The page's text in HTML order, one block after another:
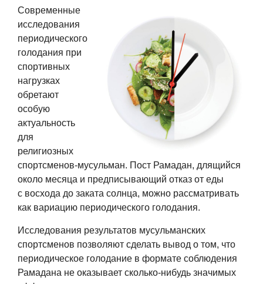
Современные
исследования
периодического
голодания при
спортивных
нагрузках
обретают
особую
актуальность
для
религиозных
спортсменов-мусульман. Пост Рамадан, длящийся
около месяца и предписывающий отказ от еды
с восхода до заката солнца, можно рассматривать
как вариацию периодического голодания.
Исследования результатов мусульманских
спортсменов позволяют сделать вывод о том, что
периодическое голодание в формате соблюдения
Рамадана не оказывает сколько-нибудь значимых